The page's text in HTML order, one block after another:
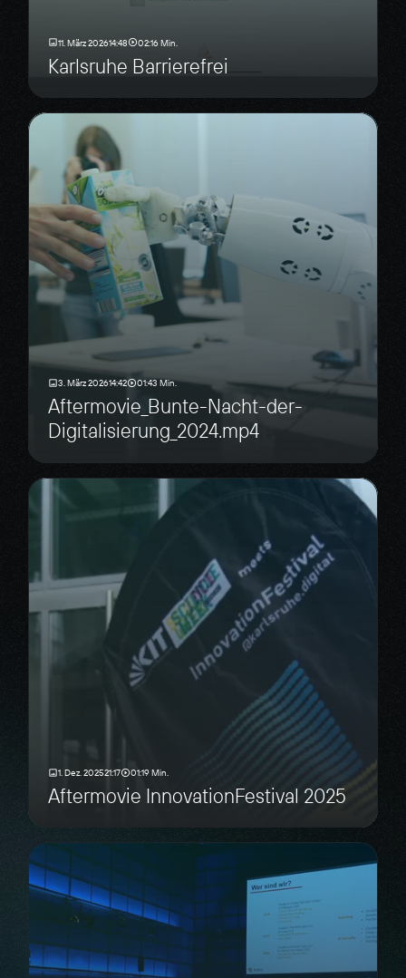
11. März 202614:48 02:16 Min.
Karlsruhe Barrierefrei
3. März 202614:42 01:43 Min.
Aftermovie_Bunte-Nacht-der-
Digitalisierung_2024.mp4
1. Dez. 202521:17 01:19 Min.
Aftermovie InnovationFestival 2025